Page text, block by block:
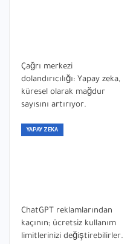
Çağrı merkezi
dolandırıcılığı: Yapay zeka,
küresel olarak mağdur
sayısını artırıyor.
YAPAY ZEKA
ChatGPT reklamlarından
kaçının; ücretsiz kullanım
limitlerinizi değiştirebilirler.